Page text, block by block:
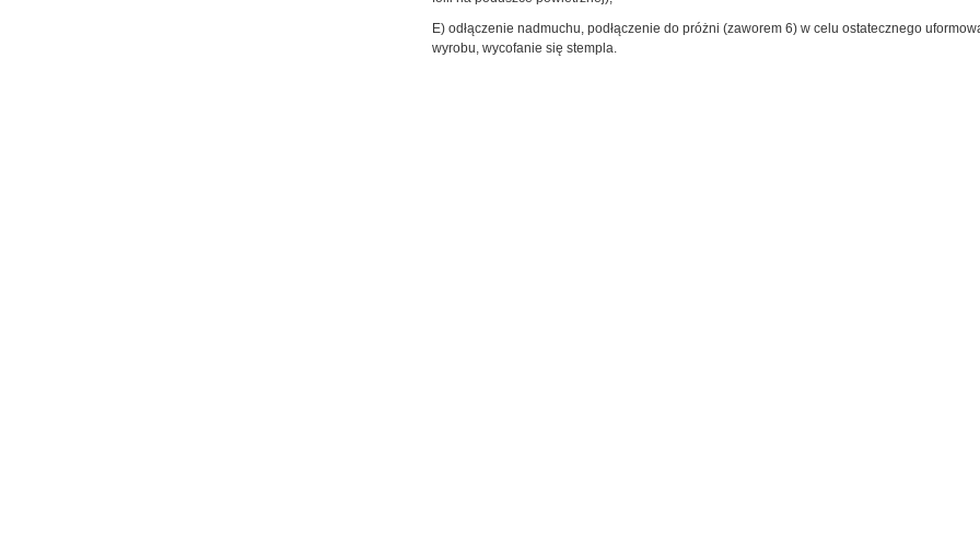
E) odłączenie nadmuchu, podłączenie do próżni (zaworem 6) w celu ostatecznego
wyrobu, wycofanie się stempla.